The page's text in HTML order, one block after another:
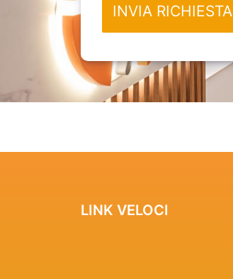
INVIA RICHIESTA
LINK VELOCI